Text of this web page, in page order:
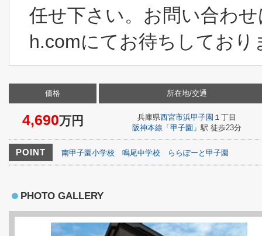
任せ下さい。お問い合わ
h.comにてお待ちしており
価格
4,690万円
所在地/交通
兵庫県西宮市浜甲子園 １丁目
阪神本線 「 甲子園 」駅 徒歩23分
POINT 南甲子園小学校 鳴尾中学校 ららぽーと甲子園
PHOTO GALLERY